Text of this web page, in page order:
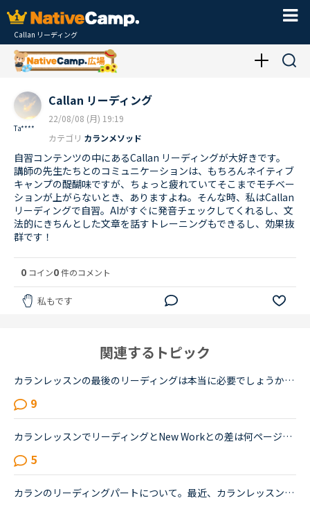
Callan リーディング
Ta****
Callan リーディング
22/08/08 (月) 19:19
カテゴリ カランメソッド
自習コンテンツの中にあるCallan リーディングが大好きです。
講師の先生たちとのコミュニケーションは、もちろんネイティブ
キャンプの醍醐味ですが、ちょっと疲れていてそこまでモチベー
ションが上がらないとき、ありますよね。そんな時、私はCallan
リーディングで自習。AIがすぐに発音チェックしてくれるし、文
法的にきちんとした文章を話すトレーニングもできるし、効果抜
群です！
0 コイン0件のコメント
私もです
関連するトピック
カランレッスンの最後のリーディングは本当に必要でしょうか？講師によってはゆっくりすぎてNEW WORDの一つしか進まなかったり、復習だけになってしまったりで、最後の５分を切った後にすぐリーディングと言われ...
9
カランレッスンでリーディングとNew Workとの差は何ページぐらいありますか？人気の女性講師の方のレッスンでは発音がとても聞き取りやすく分かりやすいのでリピート予約して何度も受講しておりますが、既に30ペ...
5
カランのリーディングパートについて。最近、カランレッスンを始めたのですが、リーディングパートがどこにあるのか、どこの箇所のことかわかりません。現在、ステージ２を使っており、ページ75まできたらリーデ...